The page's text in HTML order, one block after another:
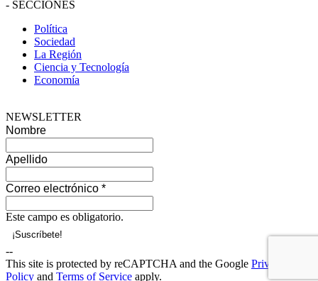
- SECCIONES
Política
Sociedad
La Región
Ciencia y Tecnología
Economía
NEWSLETTER
Nombre
Apellido
Correo electrónico *
Este campo es obligatorio.
--
This site is protected by reCAPTCHA and the Google Privacy
Policy and Terms of Service apply.